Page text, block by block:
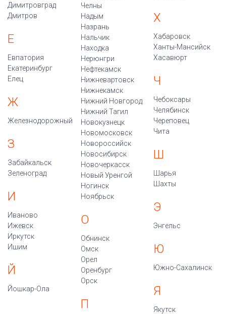
Димитровград
Дмитров
Е
Евпатория
Екатеринбург
Елец
Ж
Железнодорожный
З
Забайкальск
Зеленоград
И
Иваново
Ижевск
Иркутск
Ишим
Й
Йошкар-Ола
Челны
Надым
Назрань
Нальчик
Находка
Нерюнгри
Нефтекамск
Нижневартовск
Нижнекамск
Нижний Новгород
Нижний Тагил
Новокузнецк
Новомосковск
Новороссийск
Новосибирск
Новочеркасск
Новый Уренгой
Ногинск
Ноябрьск
О
Обнинск
Омск
Орел
Оренбург
Орск
П
Х
Хабаровск
Ханты-Мансийск
Хасавюрт
Ч
Чебоксары
Челябинск
Череповец
Чита
Ш
Шарья
Шахты
Э
Энгельс
Ю
Южно-Сахалинск
Я
Якутск